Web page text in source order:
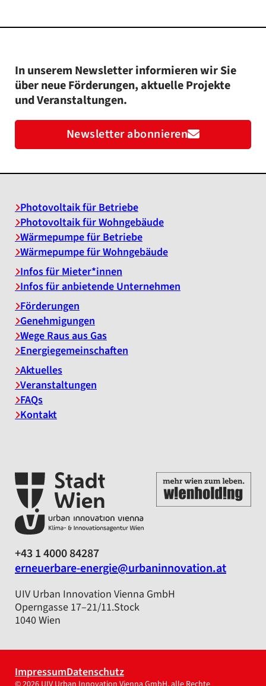
In unserem Newsletter informieren wir Sie
über neue Förderungen, aktuelle Projekte
und Veranstaltungen.
Newsletter abonnieren
Photovoltaik für Betriebe
Photovoltaik für Wohngebäude
Wärmepumpe für Betriebe
Wärmepumpe für Wohngebäude
Infos für Mieter*innen
Infos für anbietende Unternehmen
Förderungen
Genehmigungen
Wege Raus aus Gas
Energiegemeinschaften
Aktuelles
Veranstaltungen
FAQs
Kontakt
+43 1 4000 84287
erneuerbare-energie@urbaninnovation.at
UIV Urban Innovation Vienna GmbH
Operngasse 17–21/11.Stock
1040 Wien
ImpressumDatenschutz